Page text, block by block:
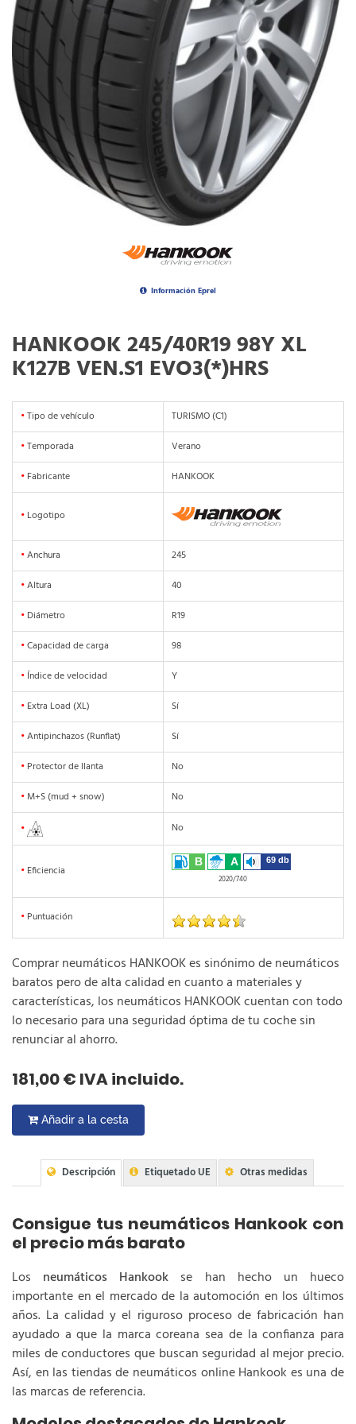
Información Eprel
HANKOOK 245/40R19 98Y XL
K127B VEN.S1 EVO3(*)HRS
•Tipo de vehículo
TURISMO (C1)
•Temporada
Verano
• Fabricante HANKOOK
• Logotipo
•Anchura
245
•Altura
40
• Diámetro
R19
•Capacidad de carga
98
• Índice de velocidad
Y
• Extra Load (XL)
Sí
•Antipinchazos (Runflat)
Sí
• Protector de llanta
No
• M+S (mud + snow) No
• No
• Eficiencia
B A 69 db
2020/740
• Puntuación
Comprar neumáticos HANKOOK es sinónimo de neumáticos
baratos pero de alta calidad en cuanto a materiales y
características, los neumáticos HANKOOK cuentan con todo
lo necesario para una seguridad óptima de tu coche sin
renunciar al ahorro.
181,00 € IVA incluido.
Añadir a la cesta
Descripción Etiquetado UE Otras medidas
Consigue tus neumáticos Hankook con
el precio más barato
Los neumáticos Hankook se han hecho un hueco
importante en el mercado de la automoción en los últimos
años. La calidad y el riguroso proceso de fabricación han
ayudado a que la marca coreana sea de la confianza para
miles de conductores que buscan seguridad al mejor precio.
Así, en las tiendas de neumáticos online Hankook es una de
las marcas de referencia.